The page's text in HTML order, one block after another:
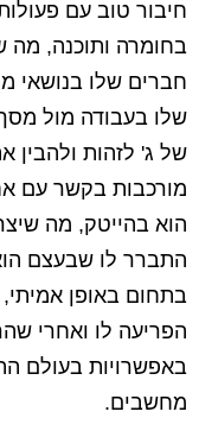
חיבור טוב עם
בחומרה ותוכנה,
חברים שלו בנושאי
שלו בעבודה מול
של ג' לזהות ולהבין
מורכבות בקשר עם
הוא בהייטק, מה
התברר לו שבעצם
בתחום באופן
הפריעה לו ואחרי
באפשרויות בעולם
מחשבים.